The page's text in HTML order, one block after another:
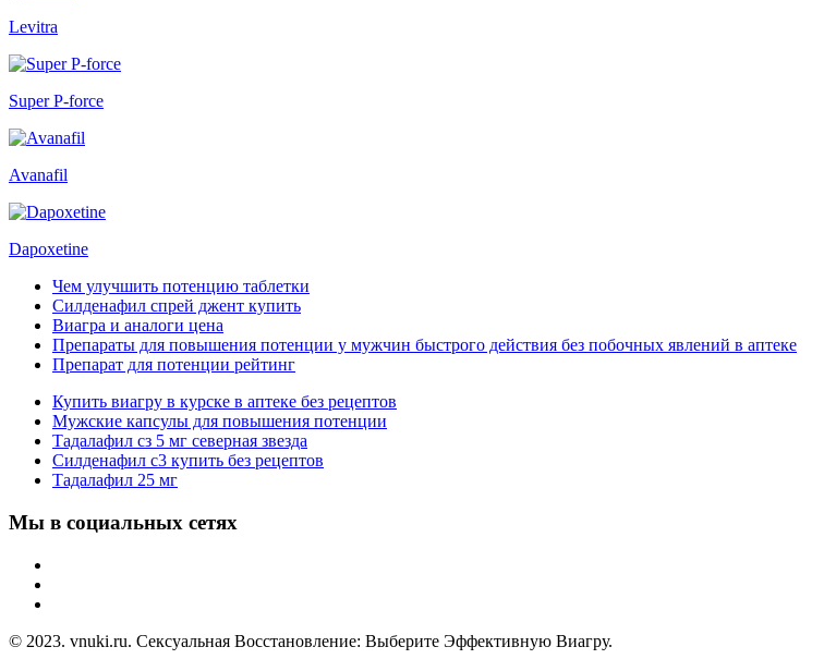
Levitra
Super P-force
Avanafil
Dapoxetine
Чем улучшить потенцию таблетки
Силденафил спрей джент купить
Виагра и аналоги цена
Препараты для повышения потенции у мужчин быстрого действия без побочных явлений в аптеке
Препарат для потенции рейтинг
Купить виагру в курске в аптеке без рецептов
Мужские капсулы для повышения потенции
Тадалафил сз 5 мг северная звезда
Силденафил с3 купить без рецептов
Тадалафил 25 мг
Мы в социальных сетях
© 2023. vnuki.ru. Сексуальная Восстановление: Выберите Эффективную Виагру.